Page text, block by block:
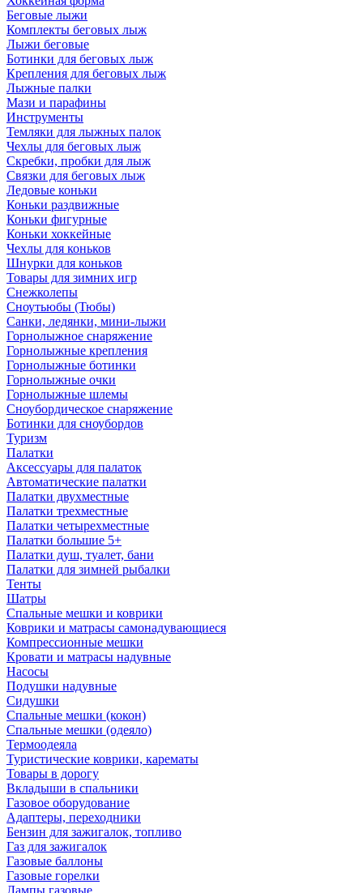
Беговые лыжи
Комплекты беговых лыж
Лыжи беговые
Ботинки для беговых лыж
Крепления для беговых лыж
Лыжные палки
Мази и парафины
Инструменты
Темляки для лыжных палок
Чехлы для беговых лыж
Скребки, пробки для лыж
Связки для беговых лыж
Ледовые коньки
Коньки раздвижные
Коньки фигурные
Коньки хоккейные
Чехлы для коньков
Шнурки для коньков
Товары для зимних игр
Снежколепы
Сноутьюбы (Тюбы)
Санки, ледянки, мини-лыжи
Горнолыжное снаряжение
Горнолыжные крепления
Горнолыжные ботинки
Горнолыжные очки
Горнолыжные шлемы
Сноубордическое снаряжение
Ботинки для сноубордов
Туризм
Палатки
Аксессуары для палаток
Автоматические палатки
Палатки двухместные
Палатки трехместные
Палатки четырехместные
Палатки большие 5+
Палатки душ, туалет, бани
Палатки для зимней рыбалки
Тенты
Шатры
Спальные мешки и коврики
Коврики и матрасы самонадувающиеся
Компрессионные мешки
Кровати и матрасы надувные
Насосы
Подушки надувные
Сидушки
Спальные мешки (кокон)
Спальные мешки (одеяло)
Термоодеяла
Туристические коврики, карематы
Товары в дорогу
Вкладыши в спальники
Газовое оборудование
Адаптеры, переходники
Бензин для зажигалок, топливо
Газ для зажигалок
Газовые баллоны
Газовые горелки
Лампы газовые